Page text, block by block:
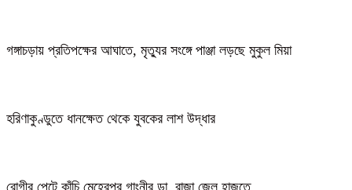
গঙ্গাচড়ায় প্রতিপক্ষের আঘাতে, মৃত্যুর সংঙ্গে পাঞ্জা লড়ছে মুকুল মিয়া
হরিণাকুণ্ডুতে ধানক্ষেত থেকে যুবকের লাশ উদ্ধার
রোগীর পেটে কাঁচি মেহেরপুর গাংনীর ডা. রাজা জেল হাজতে